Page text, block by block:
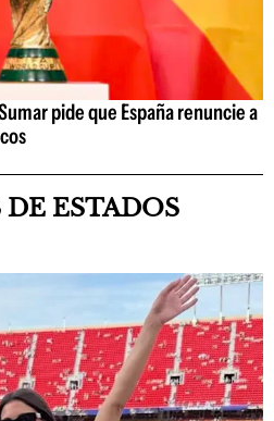
pide que España renuncie a
ESTADOS